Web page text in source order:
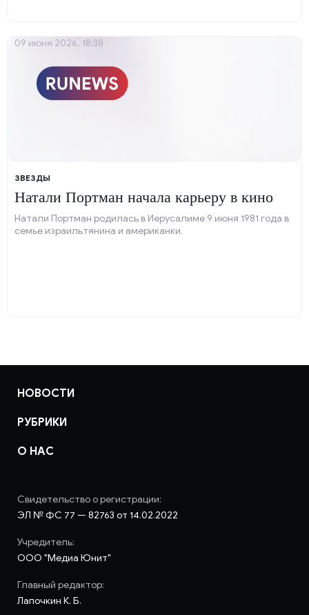
ЗВЕЗДЫ
Натали Портман начала карьеру в кино
Натали Портман родилась в Иерусалиме 9 июня 1981 года в
семье израильтянина и американки.
09 июня 2026, 18:38
НОВОСТИ
РУБРИКИ
О НАС
Свидетельство о регистрации:
ЭЛ № ФС 77 — 82763 от 14.02.2022
Учредитель:
ООО "Медиа Юнит"
Главный редактор:
Лапочкин К. Б.